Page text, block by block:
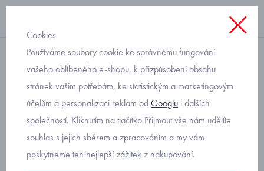
dívky
dívčí čepice
Dívčí čepice RDX, Capu, Marikaa dalších předních výrobců. V
nabídcebavlněné čepice, funkčníčepice RDX zateplené
Cookies
Používáme soubory cookie ke správnému fungování
vašeho oblíbeného e-shopu, k přizpůsobení obsahu
stránek vašim potřebám, ke statistickým a marketingovým
účelům a personalizaci reklam odGooglu i dalších
společností. Kliknutím na tlačítko Přijmout vše nám udělíte
souhlas s jejich sběrem a zpracováním a my vám
poskytneme ten nejlepší zážitek z nakupování.